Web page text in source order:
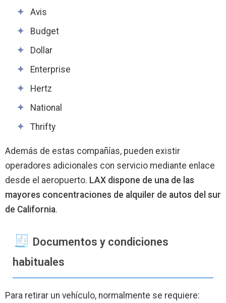
Avis
Budget
Dollar
Enterprise
Hertz
National
Thrifty
Además de estas compañías, pueden existir
operadores adicionales con servicio mediante enlace
desde el aeropuerto. LAX dispone de una de las
mayores concentraciones de alquiler de autos del sur
de California.
Documentos y condiciones
habituales
Para retirar un vehículo, normalmente se requiere: